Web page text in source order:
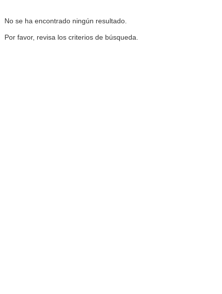
No se ha encontrado ningún resultado.
Por favor, revisa los criterios de búsqueda.